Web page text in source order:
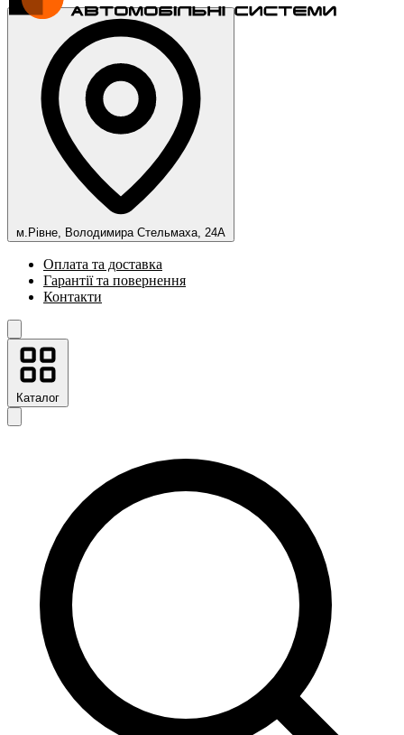
м.Рівне, Володимира Стельмаха, 24А
Оплата та доставка
Гарантії та повернення
Контакти
Каталог